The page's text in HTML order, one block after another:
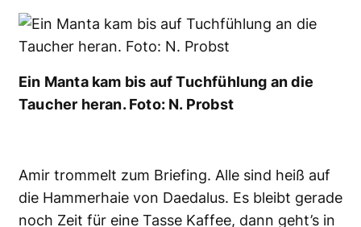
Ein Manta kam bis auf Tuchfühlung an die
Taucher heran. Foto: N. Probst
Amir trommelt zum Briefing. Alle sind heiß auf
die Hammerhaie von Daedalus. Es bleibt gerade
noch Zeit für eine Tasse Kaffee, dann geht’s in